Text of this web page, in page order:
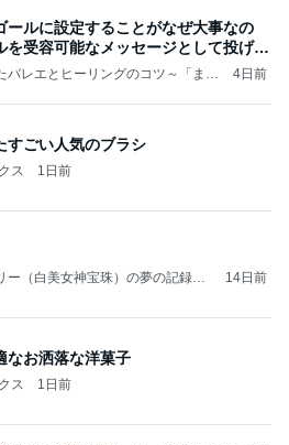
ールに設定することがなぜ大事なの
を受容可能なメッセージとして投げる
バレエとヒーリングのコツ～「まと
4日前
すごい人気のブラシ
ス 1日前
ー（白美女神宝珠）の夢の記録
14日前
なお洒落な洋菓子
ス 1日前